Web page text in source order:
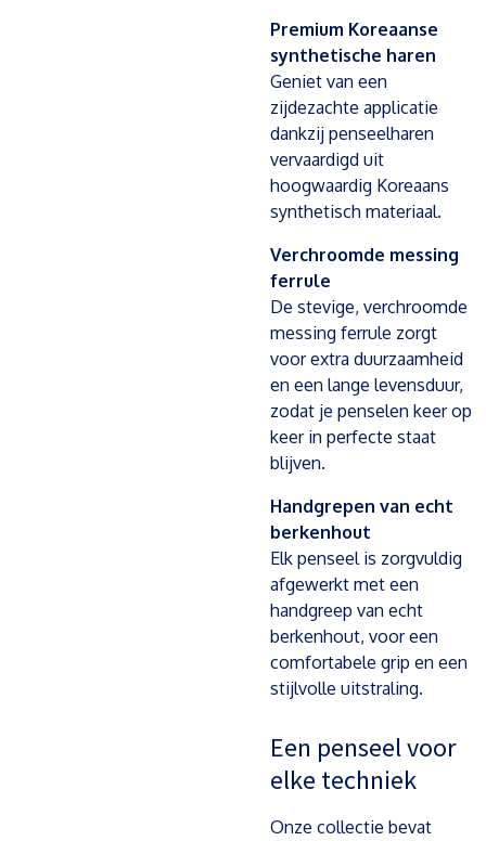
Premium Koreaanse
synthetische haren
Geniet van een
zijdezachte applicatie
dankzij penseelharen
vervaardigd uit
hoogwaardig Koreaans
synthetisch materiaal.
Verchroomde messing
ferrule
De stevige, verchroomde
messing ferrule zorgt
voor extra duurzaamheid
en een lange levensduur,
zodat je penselen keer op
keer in perfecte staat
blijven.
Handgrepen van echt
berkenhout
Elk penseel is zorgvuldig
afgewerkt met een
handgreep van echt
berkenhout, voor een
comfortabele grip en een
stijlvolle uitstraling.
Een penseel voor
elke techniek
Onze collectie bevat